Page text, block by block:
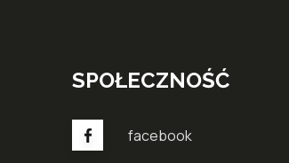
SPOŁECZNOŚĆ
facebook